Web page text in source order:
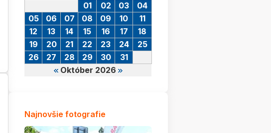
Október 2026
01 02 03
04
05
06 07 08 09 10
11
12
13 14 15 16 17
18
19
20 21 22 23 24
25
26
27 28 29 30 31
Najnovšie fotografie